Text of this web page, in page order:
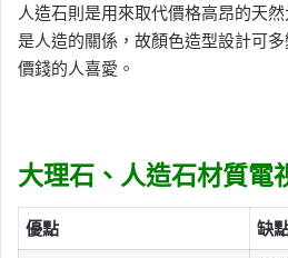
人造石則是用來取代價格高昂的天
是人造的關係，故顏色造型設計可
價錢的人喜愛。
大理石、人造石材質電
優點 缺